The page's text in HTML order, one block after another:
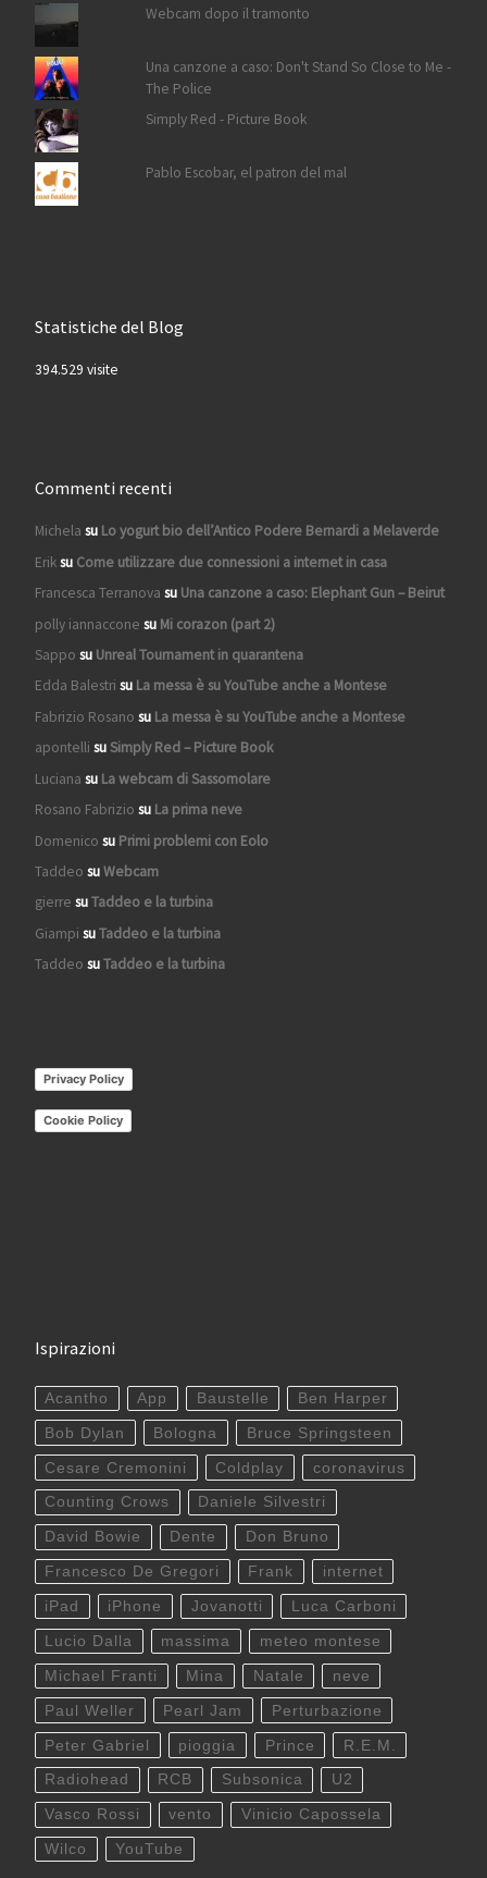
Webcam dopo il tramonto
Una canzone a caso: Don't Stand So Close to Me -
The Police
Simply Red - Picture Book
Pablo Escobar, el patron del mal
Statistiche del Blog
394.529 visite
Commenti recenti
Michela su Lo yogurt bio dell’Antico Podere Bernardi a Melaverde
Eriksu Come utilizzare due connessioni a internet in casa
Francesca Terranova su Una canzone a caso: Elephant Gun – Beirut
polly iannaccone su Mi corazon (part 2)
Sappo su Unreal Tournament in quarantena
Edda Balestri su La messa è su YouTube anche a Montese
Fabrizio Rosano su La messa è su YouTube anche a Montese
apontelli suSimply Red – Picture Book
Luciana su La webcam di Sassomolare
Rosano Fabrizio su La prima neve
Domenico su Primi problemi con Eolo
Taddeo suWebcam
gierre suTaddeo e la turbina
Giampi suTaddeo e la turbina
Taddeo suTaddeo e la turbina
Privacy Policy
Cookie Policy
Ispirazioni
Acantho App Baustelle Ben Harper
Bob Dylan Bologna Bruce Springsteen
Cesare Cremonini Coldplay coronavirus
Counting Crows Daniele Silvestri
David Bowie Dente Don Bruno
Francesco De Gregori Frank internet
iPad iPhone Jovanotti Luca Carboni
Lucio Dalla massima meteo montese
Michael Franti Mina Natale neve
Paul Weller Pearl Jam Perturbazione
Peter Gabriel pioggia Prince R.E.M.
Radiohead RCB Subsonica U2
Vasco Rossi vento Vinicio Capossela
Wilco YouTube